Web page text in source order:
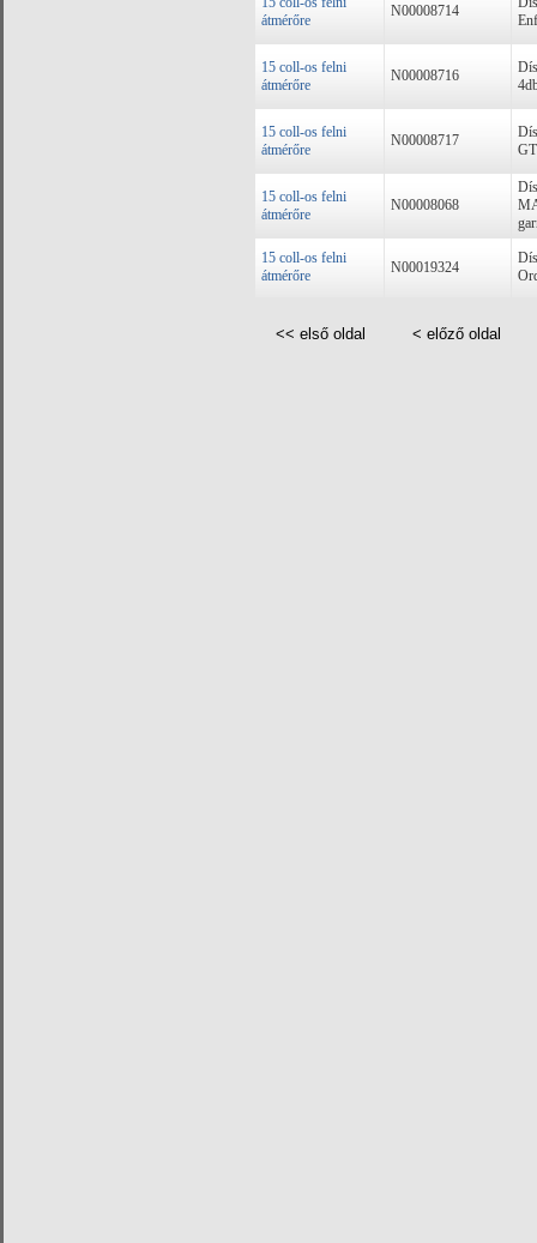
átmérőre
N00008714
15 coll-os felni
átmérőre
N00008716
15 coll-os felni
átmérőre
N00008717
15 coll-os felni
átmérőre
N00008068
15 coll-os felni
átmérőre
N00019324
<< első oldal < előző oldal